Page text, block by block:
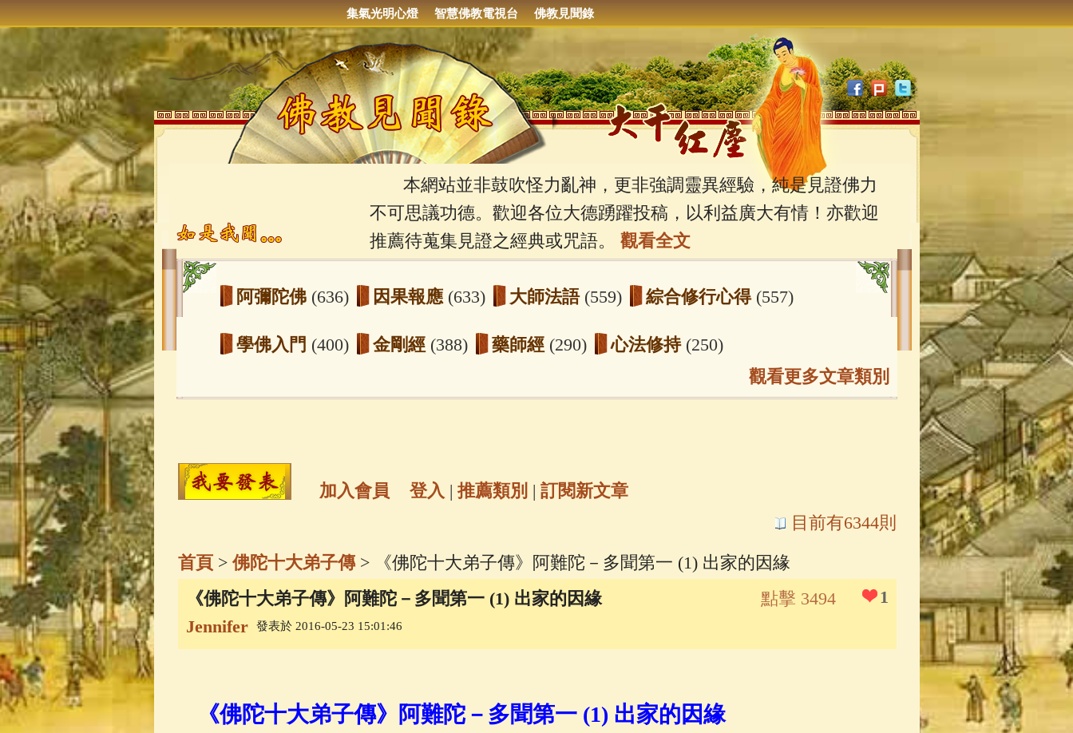
集氣光明心燈 智慧佛教電視台 佛教見聞錄
本網站並非鼓吹怪力亂神，更非強調靈異經驗，純是見證佛力
不可思議功德。歡迎各位大德踴躍投稿，以利益廣大有情！亦歡迎
推薦待蒐集見證之經典或咒語。 觀看全文
阿彌陀佛 (636) 因果報應 (633) 大師法語 (559) 綜合修行心得 (557)
學佛入門 (400) 金剛經 (388) 藥師經 (290) 心法修持 (250)
玉曆寶鈔(236) 地藏經(225) 臨終助念(190) 文殊菩薩(165)
高僧故事 (141) 放生護生 (133) 戒除邪淫(129)
一切如來心秘密全身舍利寶篋印陀羅尼經(81) 六字大明咒(81) 大悲咒(72)
釋迦牟尼佛傳(69) 生活禪
佛典故事(37) 佛說療痔(腫瘤)病經(27) 助念機 App(3)
觀看更多文章類別
加入會員 登入 | 推薦類別 | 訂閱新文章
目前有6344則
首頁> 佛陀十大弟子傳> 《佛陀十大弟子傳》阿難陀－多聞第一 (1) 出家的因緣
《佛陀十大弟子傳》阿難陀－多聞第一 (1) 出家的因緣
1
點擊 3494
Jennifer
發表於 2016-05-23 15:01:46
《佛陀十大弟子傳》阿難陀－多聞第一 (1) 出家的因緣